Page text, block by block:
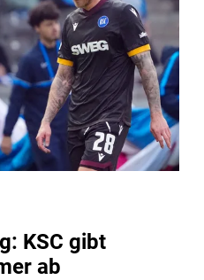
KSC gibt
ab